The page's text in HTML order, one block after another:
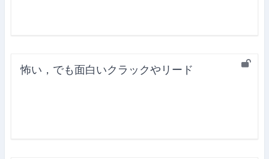
怖い，でも面白いクラックやリード